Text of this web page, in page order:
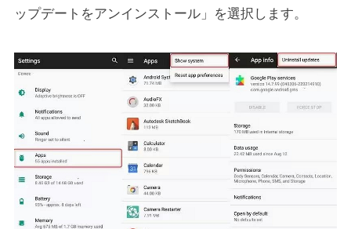
ップデートをアンインストール」を選択します。